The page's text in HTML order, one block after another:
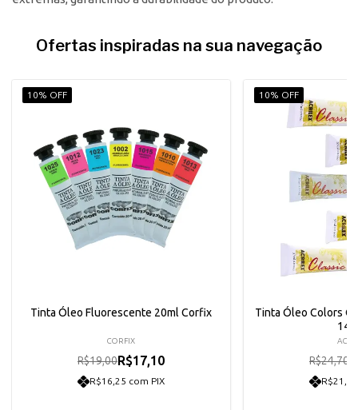
Ofertas inspiradas na sua navegação
10% OFF
Tinta Óleo Fluorescente 20ml Corfix
CORFIX
R$19,00R$17,10
R$16,25 com PIX
10% OFF
Tinta Óleo Colors
R$24,70